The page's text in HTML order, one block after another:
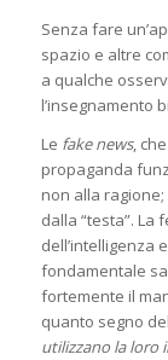
Senza fare
spazio e altre
a qualche
l’insegnamento
Le fake news,
propaganda
non alla
dalla “testa”. La
dell’intelligenza
fondamentale
fortemente il
quanto segno
utilizzano la loro